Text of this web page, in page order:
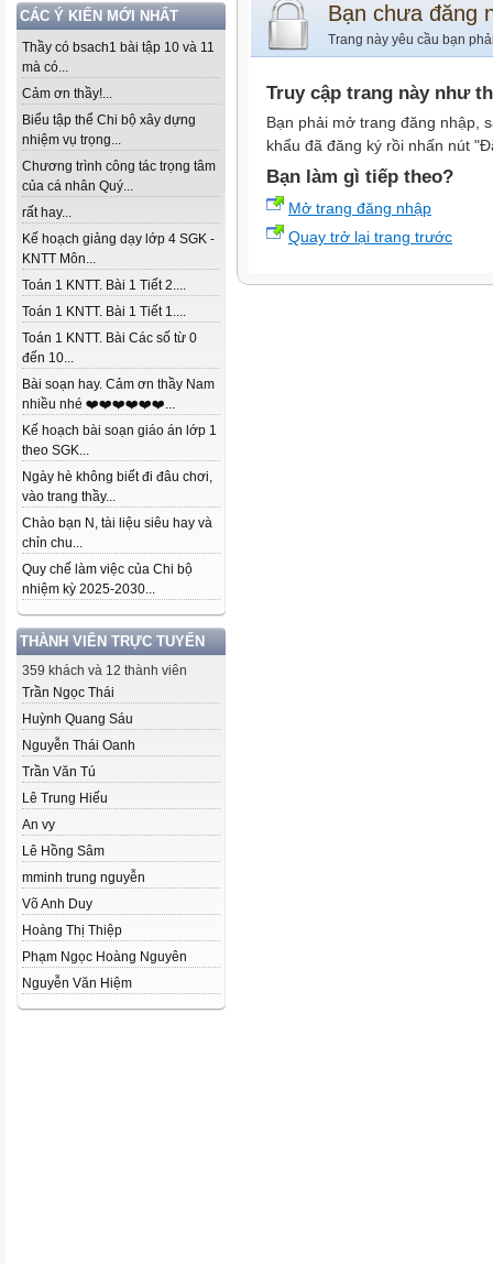
CÁC Ý KIẾN MỚI NHẤT
Thầy có bsach1 bài tập 10 và 11
mà có...
Cảm ơn thầy!...
Biểu tập thể Chi bộ xây dựng
nhiệm vụ trọng...
Chương trình công tác trọng tâm
của cá nhân Quý...
rất hay...
Kế hoạch giảng dạy lớp 4 SGK -
KNTT Môn...
Toán 1 KNTT. Bài 1 Tiết 2....
Toán 1 KNTT. Bài 1 Tiết 1....
Toán 1 KNTT. Bài Các số từ 0
đến 10...
Bài soạn hay. Cảm ơn thầy Nam
nhiều nhé ❤️❤️❤️❤️❤️❤️...
Kế hoạch bài soạn giáo án lớp 1
theo SGK...
Ngày hè không biết đi đâu chơi,
vào trang thầy...
Chào bạn N, tài liệu siêu hay và
chỉn chu...
Quy chế làm việc của Chi bộ
nhiệm kỳ 2025-2030...
THÀNH VIÊN TRỰC TUYẾN
359 khách và 12 thành viên
Trần Ngọc Thái
Huỳnh Quang Sáu
Nguyễn Thái Oanh
Trần Văn Tú
Lê Trung Hiếu
An vy
Lê Hồng Sâm
mminh trung nguyễn
Võ Anh Duy
Hoàng Thị Thiệp
Phạm Ngọc Hoàng Nguyên
Nguyễn Văn Hiệm
Bạn chưa đăng
Trang này yêu cầu bạn
Truy cập trang này như
Bạn phải mở trang đăng nhập,
khẩu đã đăng ký rồi nhấn nút
Bạn làm gì tiếp theo?
Mở trang đăng nhập
Quay trở lại trang trước